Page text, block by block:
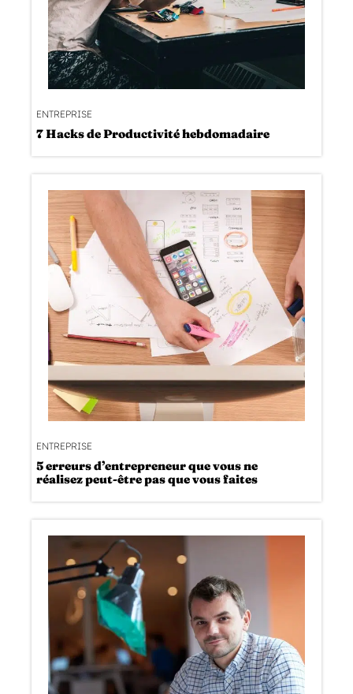
ENTREPRISE
7 Hacks de Productivité hebdomadaire
ENTREPRISE
5 erreurs d’entrepreneur que vous ne
réalisez peut-être pas que vous faites